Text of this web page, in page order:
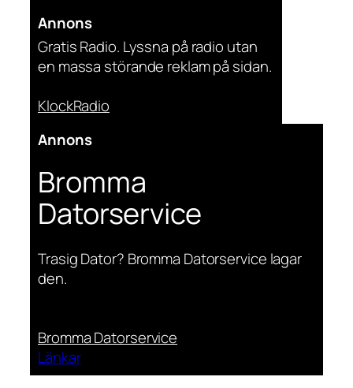
Annons
Gratis Radio. Lyssna på radio utan
en massa störande reklam på sidan.
KlockRadio
Annons
Bromma
Datorservice
Trasig Dator? Bromma Datorservice lagar
den.
Bromma Datorservice
Länkar